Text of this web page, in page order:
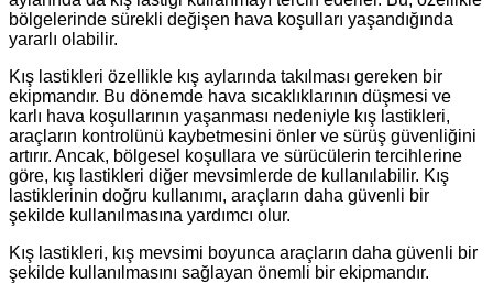
bölgelerinde sürekli değişen hava koşulları yaşandığında
yararlı olabilir.
Kış lastikleri özellikle kış aylarında takılması gereken bir
ekipmandır. Bu dönemde hava sıcaklıklarının düşmesi ve
karlı hava koşullarının yaşanması nedeniyle kış lastikleri,
araçların kontrolünü kaybetmesini önler ve sürüş güvenliğini
artırır. Ancak, bölgesel koşullara ve sürücülerin tercihlerine
göre, kış lastikleri diğer mevsimlerde de kullanılabilir. Kış
lastiklerinin doğru kullanımı, araçların daha güvenli bir
şekilde kullanılmasına yardımcı olur.
Kış lastikleri, kış mevsimi boyunca araçların daha güvenli bir
şekilde kullanılmasını sağlayan önemli bir ekipmandır.